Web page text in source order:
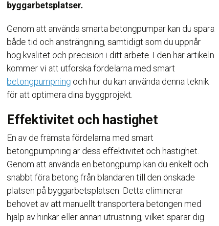
byggarbetsplatser.
Genom att använda smarta betongpumpar kan du spara
både tid och ansträngning, samtidigt som du uppnår
hög kvalitet och precision i ditt arbete. I den här artikeln
kommer vi att utforska fördelarna med smart
betongpumpning och hur du kan använda denna teknik
för att optimera dina byggprojekt.
Effektivitet och hastighet
En av de främsta fördelarna med smart
betongpumpning är dess effektivitet och hastighet.
Genom att använda en betongpump kan du enkelt och
snabbt föra betong från blandaren till den önskade
platsen på byggarbetsplatsen. Detta eliminerar
behovet av att manuellt transportera betongen med
hjälp av hinkar eller annan utrustning, vilket sparar dig